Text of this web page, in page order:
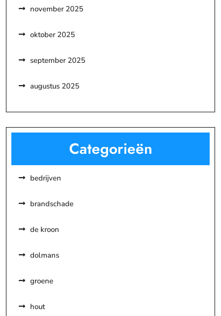
november 2025
oktober 2025
september 2025
augustus 2025
Categorieën
bedrijven
brandschade
de kroon
dolmans
groene
hout